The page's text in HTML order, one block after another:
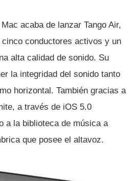
acaba de lanzar Tango Air,
conductores activos y un
alta calidad de sonido. Su
la integridad del sonido tanto
horizontal. También gracias a
a través de iOS 5.0
a la biblioteca de música a
que posee el altavoz.